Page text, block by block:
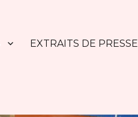
EXTRAITS DE PRESSE